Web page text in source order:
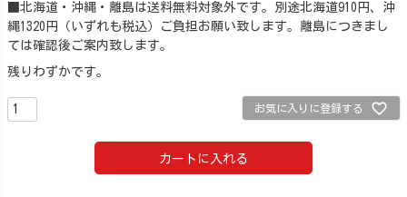
■北海道・沖縄・離島は送料無料対象外です。別途北海道910円、沖
縄1320円（いずれも税込）ご負担お願い致します。離島につきまし
ては確認後ご案内致します。
残りわずかです。
お気に入りに登録する
カートに入れる